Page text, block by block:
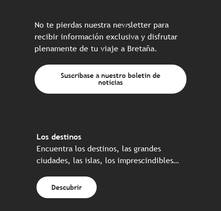
No te pierdas nuestra newsletter para
recibir información exclusiva y disfrutar
plenamente de tu viaje a Bretaña.
Suscríbase a nuestro boletín de
noticias
Los destinos
Encuentra los destinos, las grandes
ciudades, las islas, los imprescindibles…
Descubrir